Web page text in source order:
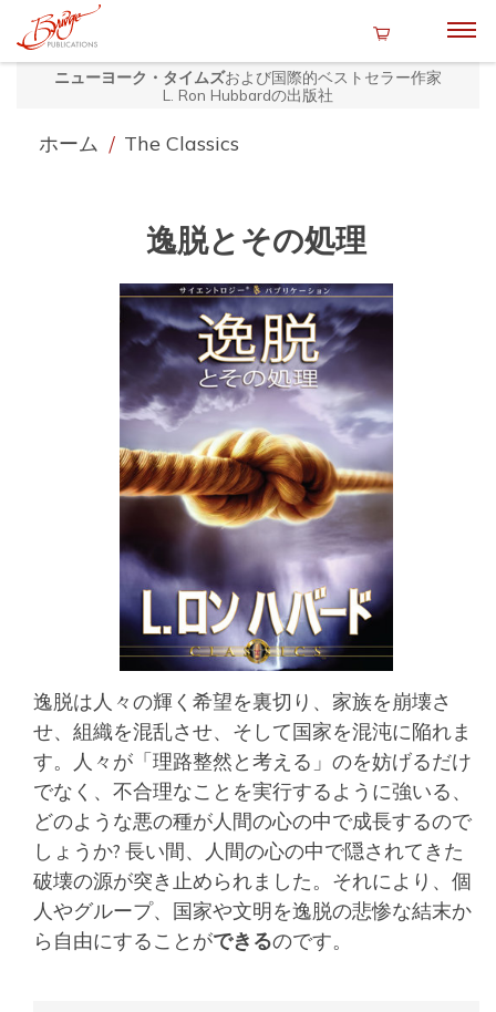
ニューヨーク・タイムズおよび国際的ベストセラー作家
L. Ron Hubbardの出版社
ホーム / The Classics
逸脱とその処理
逸脱は人々の輝く希望を裏切り、家族を崩壊さ
せ、組織を混乱させ、そして国家を混沌に陥れま
す。人々が「理路整然と考える」のを妨げるだけ
でなく、不合理なことを実行するように強いる、
どのような悪の種が人間の心の中で成長するので
しょうか? 長い間、人間の心の中で隠されてきた
破壊の源が突き止められました。それにより、個
人やグループ、国家や文明を逸脱の悲惨な結末か
ら自由にすることができるのです。